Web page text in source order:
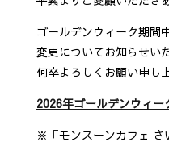
ゴールデンウィーク期
変更についてお知らせい
何卒よろしくお願い申し
2026年ゴールデンウィ
※「モンスーンカフェ